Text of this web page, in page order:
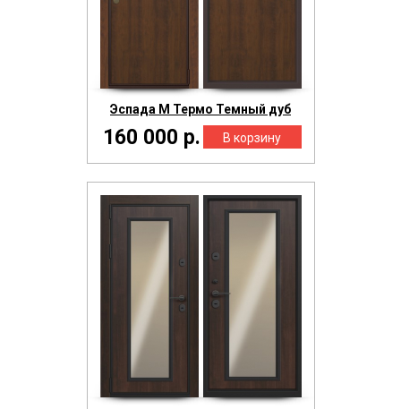
Эспада М Термо Темный дуб
160 000 р.